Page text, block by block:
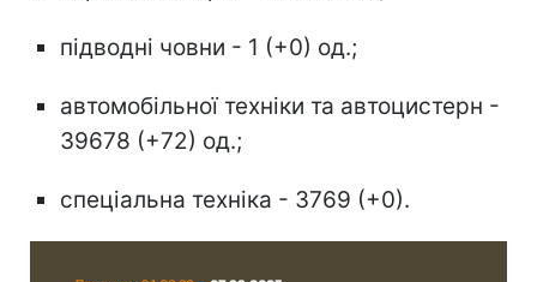
підводні човни - 1 (+0) од.;
автомобільної техніки та автоцистерн -
39678 (+72) од.;
спеціальна техніка - 3769 (+0).